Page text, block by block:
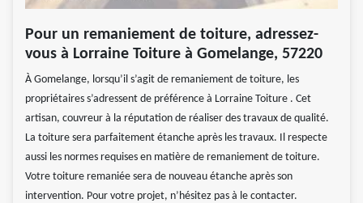
Pour un remaniement de toiture, adressez-
vous à Lorraine Toiture à Gomelange, 57220
À Gomelange, lorsqu’il s’agit de remaniement de toiture, les
propriétaires s’adressent de préférence à Lorraine Toiture . Cet
artisan, couvreur à la réputation de réaliser des travaux de qualité.
La toiture sera parfaitement étanche après les travaux. Il respecte
aussi les normes requises en matière de remaniement de toiture.
Votre toiture remaniée sera de nouveau étanche après son
intervention. Pour votre projet, n’hésitez pas à le contacter.